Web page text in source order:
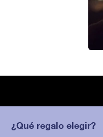
¿Qué regalo elegir?